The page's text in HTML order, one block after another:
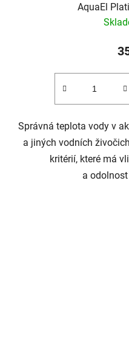
AquaEl
Správná teplota vody v
a jiných vodních
kritérií, které má
a